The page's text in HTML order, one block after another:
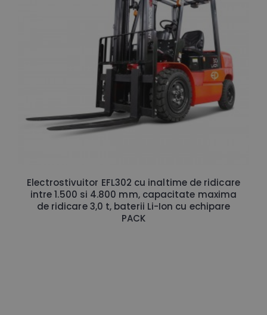
Electrostivuitor EFL302 cu inaltime de ridicare
intre 1.500 si 4.800 mm, capacitate maxima
de ridicare 3,0 t, baterii Li-Ion cu echipare
PACK